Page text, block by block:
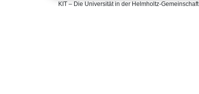
KIT – Die Universität in der Helmholtz-Gemeinschaft